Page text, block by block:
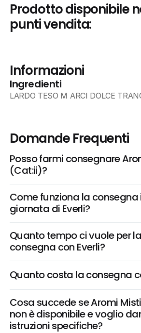
Prodotto disponibile
punti vendita:
Informazioni
Ingredienti
LARDO TESO M ARCI DOLCE
Domande Frequenti
Posso farmi consegnare
(Cat:ii)?
Come funziona la consegna
giornata di Everli?
Quanto tempo ci vuole per la
consegna con Everli?
Quanto costa la consegna
Cosa succede se Aromi
non è disponibile e voglio
istruzioni specifiche?